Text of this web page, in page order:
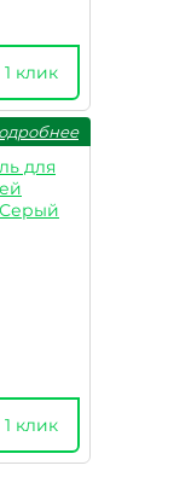
клик
для
клик